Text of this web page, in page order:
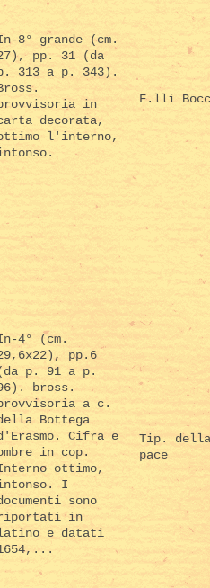
8° grande (cm.
pp. 31 (da
313 a p. 343).
in
decorata,
l'interno,
F.lli
4° (cm.
pp.6
p. 91 a p.
bross.
a c.
Bottega
Cifra e
in cop.
ottimo,
I
sono
in
e datati
Tip. della
pace